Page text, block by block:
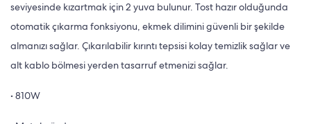
seviyesinde kızartmak için 2 yuva bulunur. Tost hazır olduğunda
otomatik çıkarma fonksiyonu, ekmek dilimini güvenli bir şekilde
almanızı sağlar. Çıkarılabilir kırıntı tepsisi kolay temizlik sağlar ve
alt kablo bölmesi yerden tasarruf etmenizi sağlar.
• 810W